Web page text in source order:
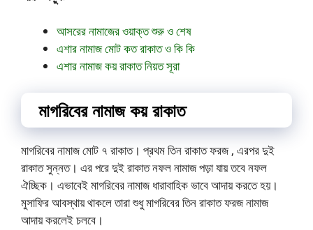
আসরের নামাজের ওয়াক্ত শুরু ও শেষ
এশার নামাজ মোট কত রাকাত ও কি কি
এশার নামাজ কয় রাকাত নিয়ত সূরা
মাগরিবের নামাজ কয় রাকাত
মাগরিবের নামাজ মোট ৭ রাকাত। প্রথম তিন রাকাত ফরজ , এরপর দুই
রাকাত সুন্নত। এর পরে দুই রাকাত নফল নামাজ পড়া যায় তবে নফল
ঐচ্ছিক। এভাবেই মাগরিবের নামাজ ধারাবাহিক ভাবে আদায় করতে হয়।
মুসাফির আবস্থায় থাকলে তারা শুধু মাগরিবের তিন রাকাত ফরজ নামাজ
আদায় করলেই চলবে।